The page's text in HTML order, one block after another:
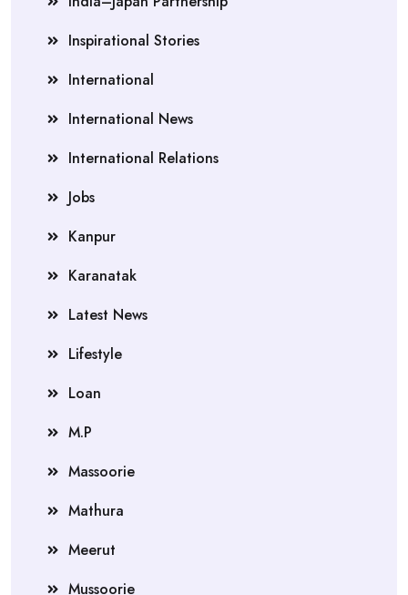
Inspirational Stories
International
International News
International Relations
Jobs
Kanpur
Karanatak
Latest News
Lifestyle
Loan
M.P
Massoorie
Mathura
Meerut
Mussoorie